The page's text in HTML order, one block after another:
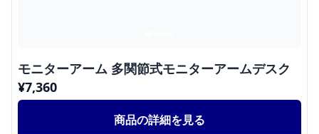
モニターアーム 多関節式モニターアームデスク
¥7,360
商品の詳細を見る